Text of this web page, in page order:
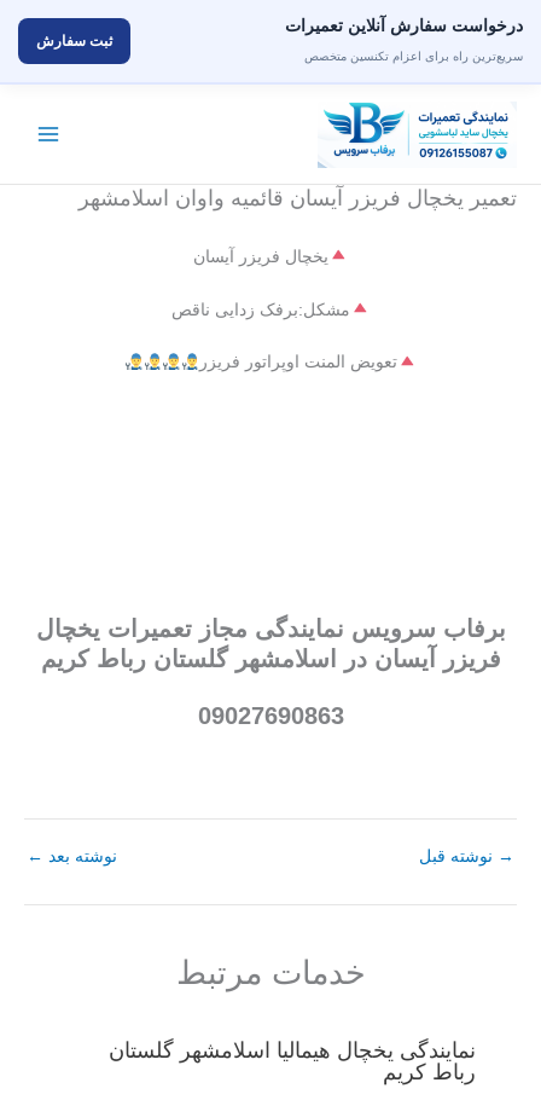
محتوا
تعمیر یخچال فریزر آیسان قائمیه واوان اسلامشهر
یخچال فریزر آیسان
مشکل:برفک زدایی ناقص
تعویض المنت اوپراتور فریزر
برفاب سرویس نمایندگی مجاز تعمیرات یخچال
فریزر آیسان در اسلامشهر گلستان رباط کریم
09027690863
→ نوشته قبل نوشته بعد ←
خدمات مرتبط
نمایندگی یخچال هیمالیا اسلامشهر گلستان
رباط کریم
درخواست سفارش آنلاین تعمیرات
سریع‌ترین راه برای اعزام تکنسین متخصص
ثبت سفارش